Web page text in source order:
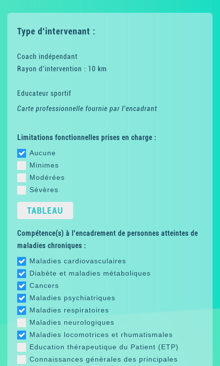
Type d'intervenant :
Coach indépendant
Rayon d'intervention : 10 km
Educateur sportif
Carte professionnelle fournie par l'encadrant
Limitations fonctionnelles prises en charge :
Aucune
Minimes
Modérées
Sévères
TABLEAU
Compétence(s) à l'encadrement de personnes atteintes de
maladies chroniques :
Maladies cardiovasculaires
Diabète et maladies métaboliques
Cancers
Maladies psychiatriques
Maladies respiratoires
Maladies neurologiques
Maladies locomotrices et rhumatismales
Education thérapeutique du Patient (ETP)
Connaissances générales des principales